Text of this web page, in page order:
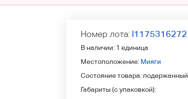
Номер лота: l1175316272
В наличии: 1 единица
Местоположение: Мияги
Состояние товара: подержанный
Габариты (с упаковкой):